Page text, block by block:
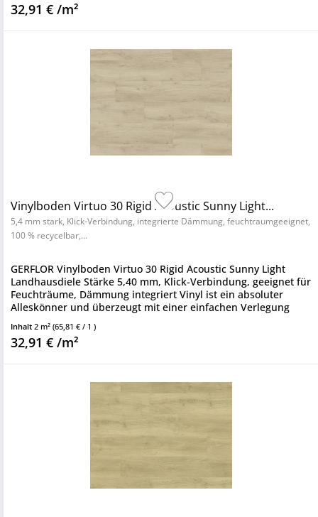
32,91 € /m²
Vinylboden Virtuo 30 Rigid Acoustic Sunny Light...
5,4 mm stark, Klick-Verbindung, integrierte Dämmung, feuchtraumgeeignet,
100 % recycelbar,...
GERFLOR Vinylboden Virtuo 30 Rigid Acoustic Sunny Light
Landhausdiele Stärke 5,40 mm, Klick-Verbindung, geeignet für
Feuchträume, Dämmung integriert Vinyl ist ein absoluter
Alleskönner und überzeugt mit einer einfachen Verlegung
Inhalt 2 m² (65,81 € / 1 )
32,91 € /m²